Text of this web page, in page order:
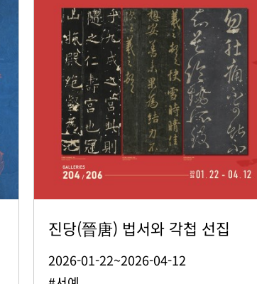
진당(晉唐) 법서와 각첩 선집
2026-01-22~2026-04-12